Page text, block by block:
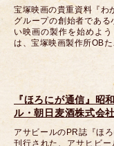
宝塚映画の貴重資料『わ
グループの創始者であ
い映画の製作を始めよ
は、宝塚映画製作所OB
『ほろにが通信』昭
ル・朝日麦酒株式会
アサビールのPR誌『ほ
刊行された、アサヒビー